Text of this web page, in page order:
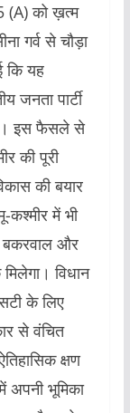
(A) को ख़त्म
गर्व से चौड़ा
कि यह
जनता पार्टी
इस फैसले से
की पूरी
की बयार
में भी
बकरवाल और
विधान
के लिए
से वंचित
क्षण
अपनी भूमिका